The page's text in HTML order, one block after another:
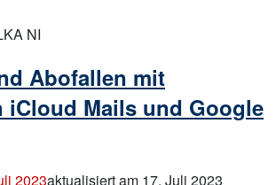
NI
Abofallen mit
iCloud Mails und Google
2023aktualisiert am 17. Juli 2023